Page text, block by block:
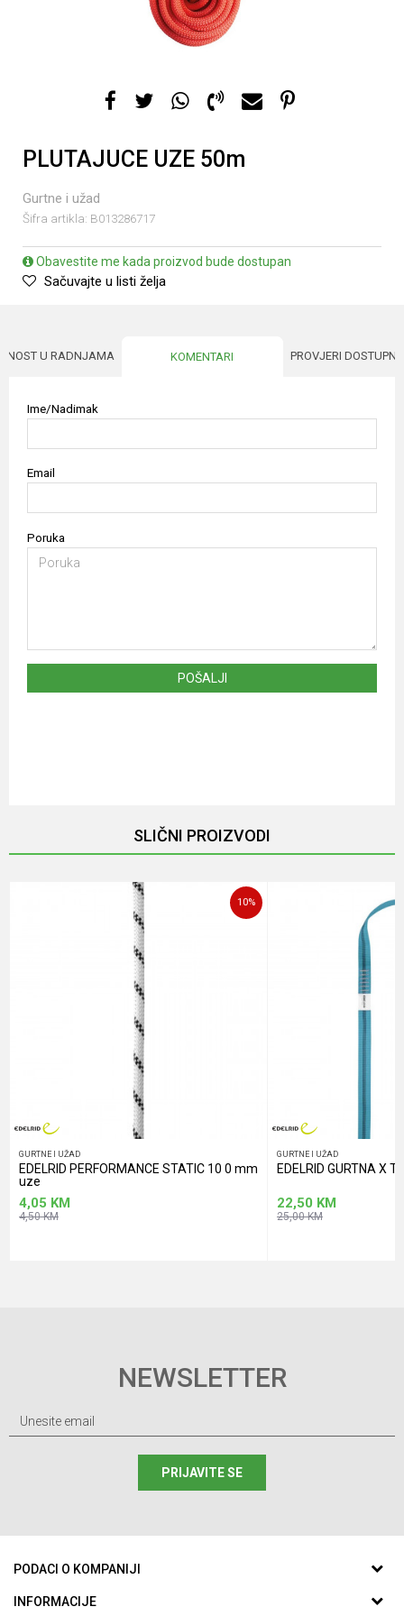
PLUTAJUCE UZE 50m
Gurtne i užad
Šifra artikla: B013286717
Obavestite me kada proizvod bude dostupan
Sačuvajte u listi želja
U RADNJAMA KOMENTARI PROVJERI
Ime/Nadimak
Email
Poruka
POŠALJI
SLIČNI PROIZVODI
10%
GURTNE I UŽAD
EDELRID PERFORMANCE STATIC 10 0 mm
uze
4,05 KM
4,50KM
GURTNE I UŽAD
EDELRID GURTNA X
22,50 KM
25,00KM
NEWSLETTER
PRIJAVITE SE
PODACI O KOMPANIJI
ABC SPORTING d.o.o.
INFORMACIJE